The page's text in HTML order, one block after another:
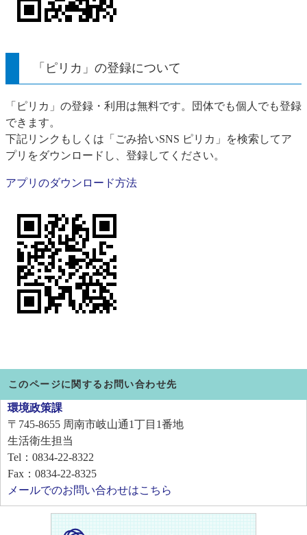
「ピリカ」の登録について
「ピリカ」の登録・利用は無料です。団体でも個人でも登録
できます。
下記リンクもしくは「ごみ拾いSNS ピリカ」を検索してア
プリをダウンロードし、登録してください。
アプリのダウンロード方法
このページに関するお問い合わせ先
環境政策課
〒745-8655 周南市岐山通1丁目1番地
生活衛生担当
Tel：0834-22-8322
Fax：0834-22-8325
メールでのお問い合わせはこちら